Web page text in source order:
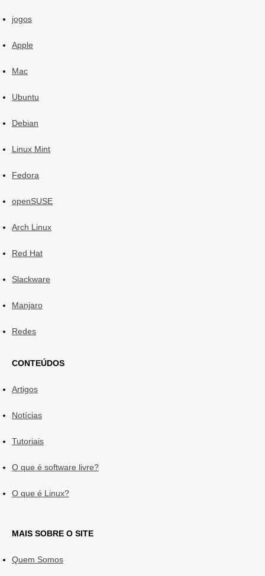
jogos
Apple
Mac
Ubuntu
Debian
Linux Mint
Fedora
openSUSE
Arch Linux
Red Hat
Slackware
Manjaro
Redes
CONTEÚDOS
Artigos
Notícias
Tutoriais
O que é software livre?
O que é Linux?
MAIS SOBRE O SITE
Quem Somos